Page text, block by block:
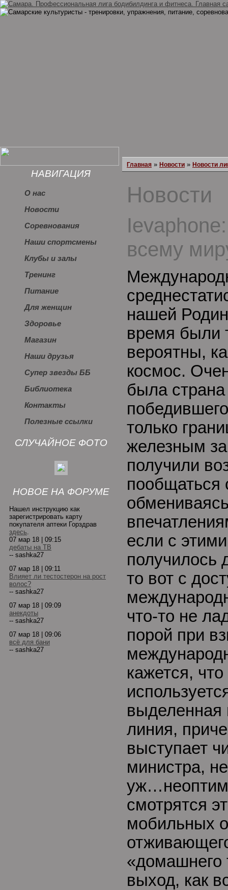
НАВИГАЦИЯ
О нас
Новости
Соревнования
Наши спортсмены
Клубы и залы
Тренинг
Питание
Для женщин
Здоровье
Магазин
Наши друзья
Супер звезды ББ
Библиотека
Контакты
Полезные ссылки
СЛУЧАЙНОЕ ФОТО
НОВОЕ НА ФОРУМЕ
Нашел инструкцию как
зарегистрировать карту
покупателя аптеки Горздрав
здесь.
07 мар 18 | 09:15
дебаты на ТВ
-- sashka27
07 мар 18 | 09:11
Влияет ли тестостерон на рост
волос?
-- sashka27
07 мар 18 | 09:09
анекдоты
-- sashka27
07 мар 18 | 09:06
всё для бани
-- sashka27
Главная » Новости » Новости
Новости
всему
нашей
время были
вероятны,
космос.
была страна
только
железным
получили
если с
получилось
то вот с
что-то не
порой при
кажется,
выделенная
линия,
выступает
министра,
смотрятся
мобильных
«домашнего
выход, как